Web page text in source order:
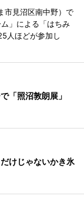
市見沼区南中野）で
」による「はちみ
人ほどが参加し
「照沼敦朗展」
けじゃないかき氷